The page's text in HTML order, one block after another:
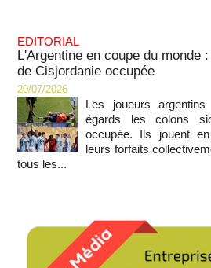
EDITORIAL
L'Argentine en coupe du monde
de Cisjordanie occupée
20/07/2026
Les joueurs
égards les colons
occupée. Ils jouent
leurs forfaits
tous les...